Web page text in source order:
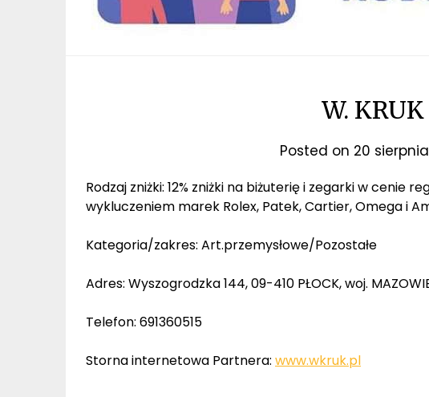
W. KRUK
Posted on 20 sierpnia
Rodzaj zniżki: 12% zniżki na biżuterię i zegarki w cenie
wykluczeniem marek Rolex, Patek, Cartier, Omega i
Kategoria/zakres: Art.przemysłowe/Pozostałe
Adres: Wyszogrodzka 144, 09-410 PŁOCK, woj.
Telefon: 691360515
Storna internetowa Partnera: www.wkruk.pl